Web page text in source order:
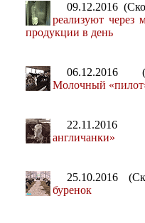
09.12.2016
реализуют через
продукции в день
06.12.2016
Молочный
22.11.2016
англичанки»
25.10.2016
буренок